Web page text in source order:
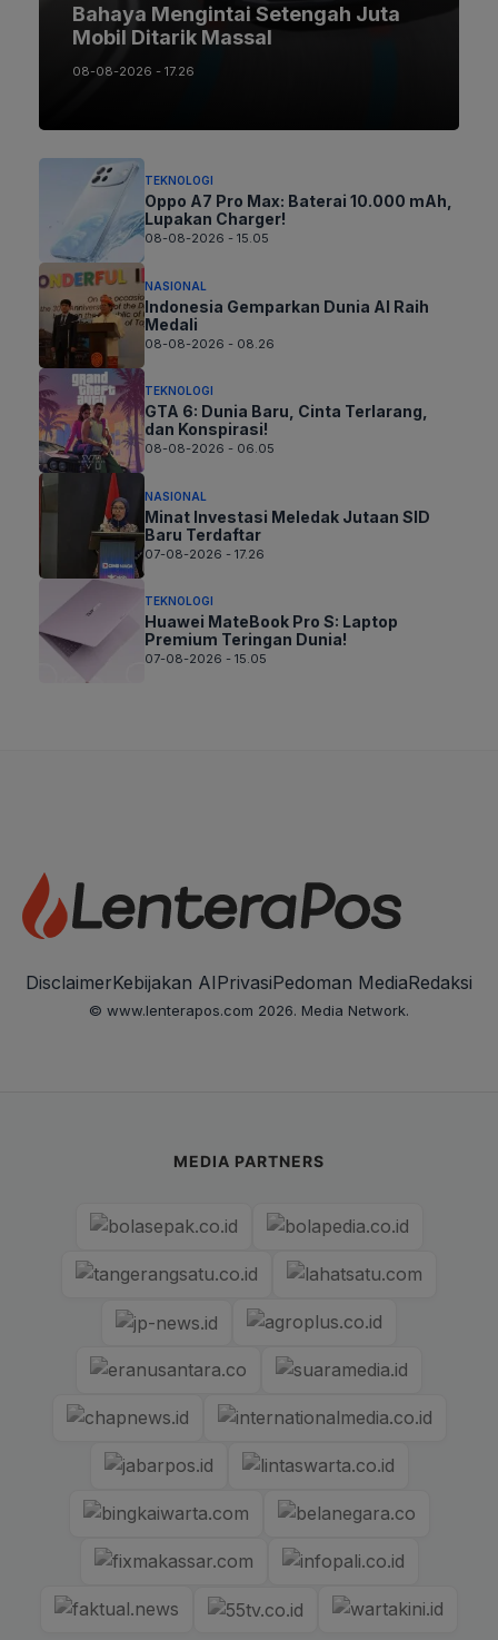
Bahaya Mengintai Setengah Juta
Mobil Ditarik Massal
08-08-2026 - 17.26
TEKNOLOGI
Oppo A7 Pro Max: Baterai 10.000 mAh,
Lupakan Charger!
08-08-2026 - 15.05
NASIONAL
Indonesia Gemparkan Dunia AI Raih
Medali
08-08-2026 - 08.26
TEKNOLOGI
GTA 6: Dunia Baru, Cinta Terlarang,
dan Konspirasi!
08-08-2026 - 06.05
NASIONAL
Minat Investasi Meledak Jutaan SID
Baru Terdaftar
07-08-2026 - 17.26
TEKNOLOGI
Huawei MateBook Pro S: Laptop
Premium Teringan Dunia!
07-08-2026 - 15.05
DisclaimerKebijakan AIPrivasiPedoman MediaRedaksi
© www.lenterapos.com 2026. Media Network.
MEDIA PARTNERS